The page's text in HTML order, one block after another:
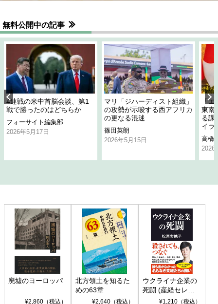
無料公開中の記事
4連戦の米中首脳会談、第1
戦で勝ったのはどちらか
フォーサイト編集部
2026年5月17日
マリ「ジハーディスト組織」
の攻勢が示唆する西アフリカ
の更なる混迷
篠田英朗
2026年5月15日
「
東南
る課
イラ
高橋
2026
廃墟のヨーロッパ
¥2,860（税込）
北方領土を知るた
めの63章
¥2,640（税込）
ウクライナ企業の
死闘 (産経セレク
ト S 039)¥1,210（税込）